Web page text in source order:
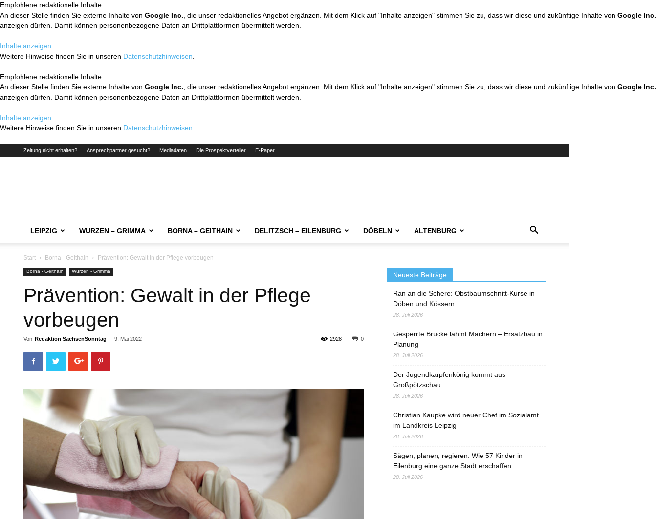
Empfohlene redaktionelle Inhalte
An dieser Stelle finden Sie externe Inhalte von Google Inc. , die unser redaktionelles Angebot ergänzen. Mit dem Klick auf "Inhalte anzeigen" stimmen Sie zu, dass wir diese und zukünftige Inhalte von Google Inc.
anzeigen dürfen. Damit können personenbezogene Daten an Drittplattformen übermittelt werden.
Inhalte anzeigen
Weitere Hinweise finden Sie in unseren Datenschutzhinweisen
Empfohlene redaktionelle Inhalte
An dieser Stelle finden Sie externe Inhalte von Google Inc. , die unser redaktionelles Angebot ergänzen. Mit dem Klick auf "Inhalte anzeigen" stimmen Sie zu, dass wir diese und zukünftige Inhalte von Google Inc.
anzeigen dürfen. Damit können personenbezogene Daten an Drittplattformen übermittelt werden.
Inhalte anzeigen
Weitere Hinweise finden Sie in unseren Datenschutzhinweisen
Zeitung nicht erhalten? Ansprechpartner gesucht? Mediadaten Die Prospektverteiler E-Paper
LEIPZIG WURZEN – GRIMMA BORNA – GEITHAIN DELITZSCH – EILENBURG DÖBELN ALTENBURG
Start Borna - Geithain Prävention: Gewalt in der Pflege vorbeugen
Borna - Geithain Wurzen - Grimma
Prävention: Gewalt in der Pflege
vorbeugen
Von Redaktion SachsenSonntag - 9. Mai 2022 0
2928
Neueste Beiträge
Ran an die Schere: Obstbaumschnitt-Kurse in
Döben und Kössern
28. Juli 2026
Gesperrte Brücke lähmt Machern – Ersatzbau in
Planung
28. Juli 2026
Der Jugendkarpfenkönig kommt aus
Großpötzschau
28. Juli 2026
Christian Kaupke wird neuer Chef im Sozialamt
im Landkreis Leipzig
28. Juli 2026
Sägen, planen, regieren: Wie 57 Kinder in
Eilenburg eine ganze Stadt erschaffen
28. Juli 2026